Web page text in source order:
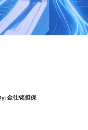
金仕铭担保